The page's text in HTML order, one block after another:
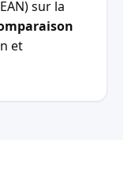
sur la
et